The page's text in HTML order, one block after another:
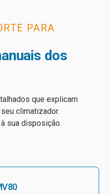
PARA
dos
que explicam
climatizador.
sua disposição.